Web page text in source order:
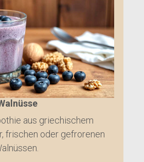
aus griechischem
frischen oder gefrorenen